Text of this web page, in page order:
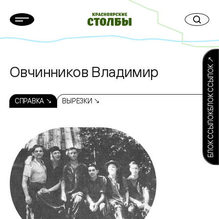
Овчинников Владимир
СПРАВКА ↘ ВЫРЕЗКИ ↘ БЛОК ССЫЛОКБЛОК ССЫЛОК ↗